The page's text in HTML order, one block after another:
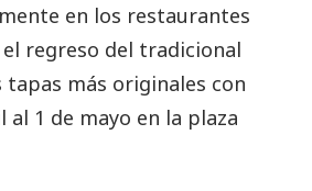
en los restaurantes
regreso del tradicional
más originales con
1 de mayo en la plaza